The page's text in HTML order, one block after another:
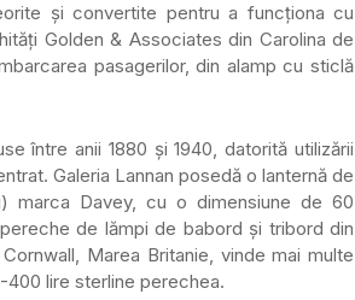
și convertite pentru a funcționa cu
Golden & Associates din Carolina de
pasagerilor, din alamp cu sticlă
între anii 1880 și 1940, datorită utilizării
Galeria Lannan posedă o lanternă de
marca Davey, cu o dimensiune de 60
de lămpi de babord și tribord din
Marea Britanie, vinde mai multe
lire sterline perechea.